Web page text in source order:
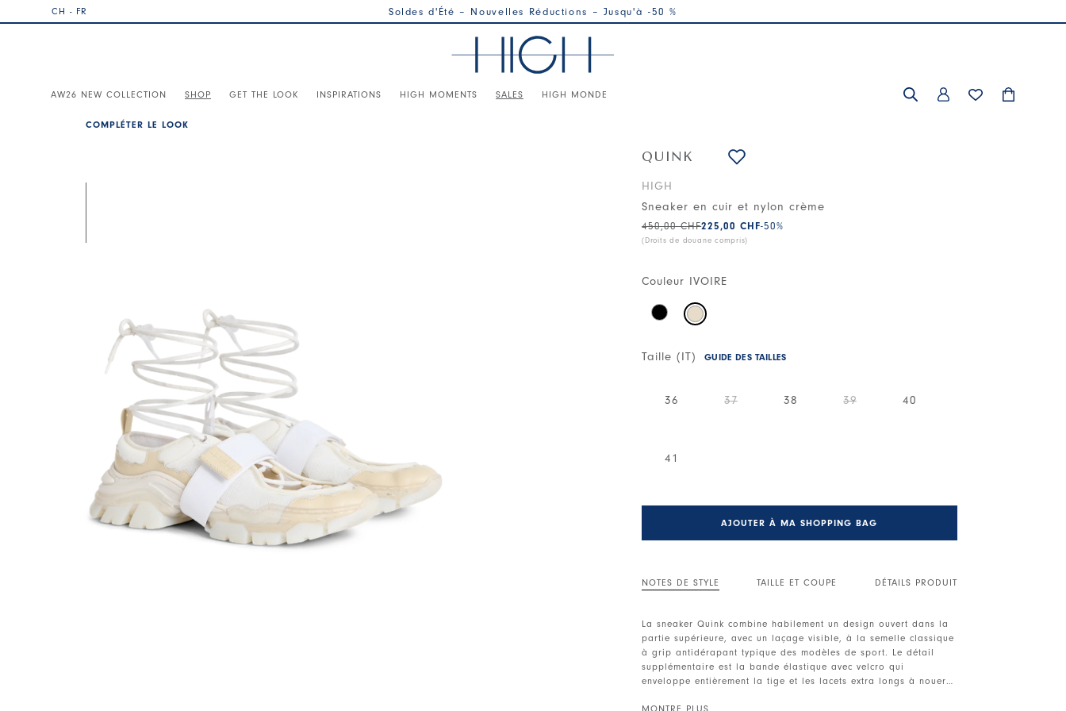
CH - FR Soldes d'Été – Nouvelles Réductions – Jusqu'à -50 %
AW26 NEW COLLECTION SHOP GET THE LOOK INSPIRATIONS HIGH MOMENTS SALES HIGH MONDE
COMPLÉTER LE LOOK
QUINK
HIGH
Sneaker en cuir et nylon crème
225,00 CHF
450,00 CHF -50%
(Droits de douane compris)
Couleur IVOIRE
Taille (IT) GUIDE DES TAILLES
36 37 38 39 40
41
AJOUTER À MA SHOPPING BAG
NOTES DE STYLE TAILLE ET COUPE DÉTAILS PRODUIT
La sneaker Quink combine habilement un design ouvert dans la
partie supérieure, avec un laçage visible, à la semelle classique
à grip antidérapant typique des modèles de sport. Le détail
supplémentaire est la bande élastique avec velcro qui
enveloppe entièrement la tige et les lacets extra longs à nouer à